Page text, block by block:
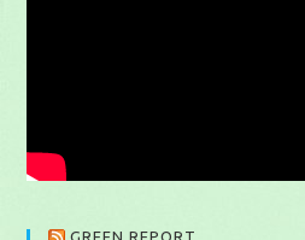
GREEN REPORT